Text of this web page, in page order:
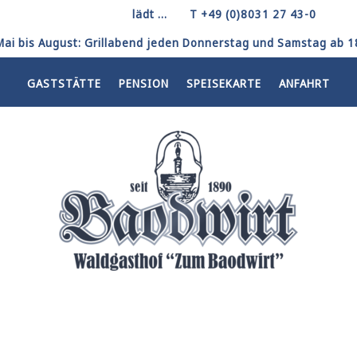
lädt ...
T +49 (0)8031 27 43-0
bis August: Grillabend jeden Donnerstag und Samstag ab
GASTSTÄTTE PENSION SPEISEKARTE ANFAHRT